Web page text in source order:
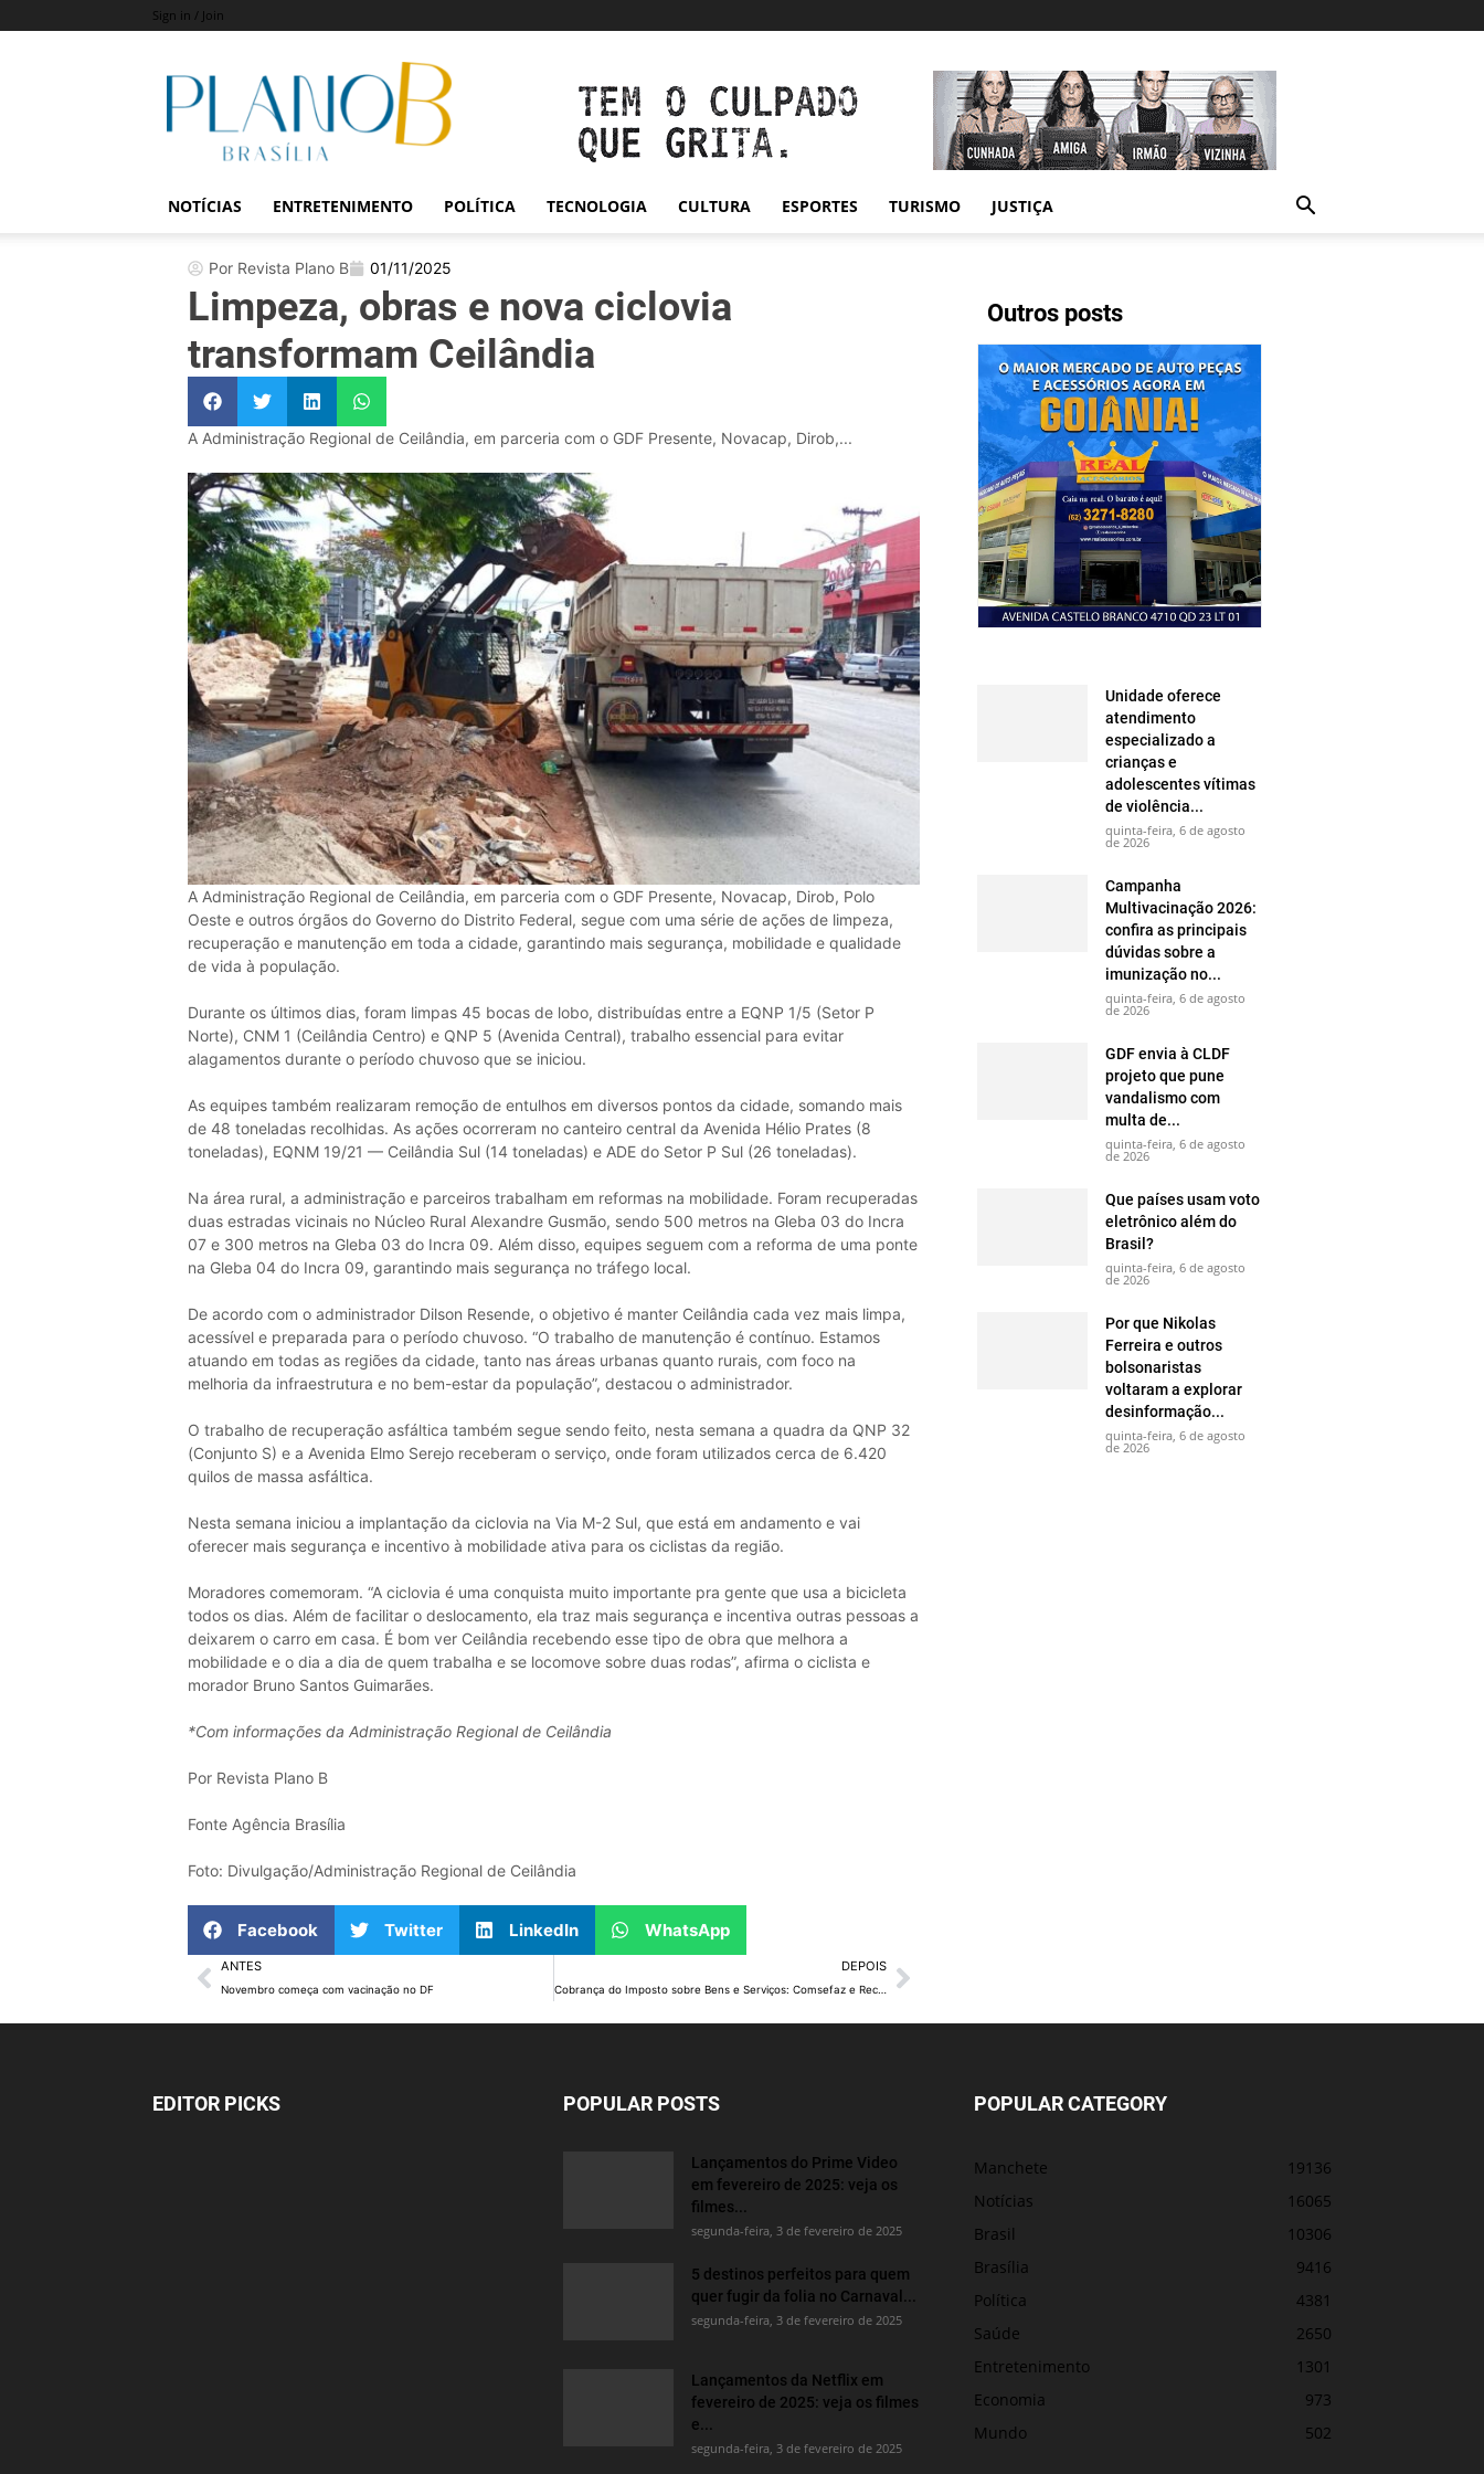
Sign in / Join
Revista
Plano
NOTÍCIAS ENTRETENIMENTO POLÍTICA TECNOLOGIA CULTURA ESPORTES TURISMO JUSTIÇA
Outros posts
Unidade oferece
atendimento
especializado a
crianças e
adolescentes vítimas
de violência...
quinta-feira, 6 de agosto
de 2026
Campanha
Multivacinação 2026:
confira as principais
dúvidas sobre a
imunização no...
quinta-feira, 6 de agosto
de 2026
GDF envia à CLDF
projeto que pune
vandalismo com
multa de...
quinta-feira, 6 de agosto
de 2026
Que países usam voto
eletrônico além do
Brasil?
quinta-feira, 6 de agosto
de 2026
Por que Nikolas
Ferreira e outros
bolsonaristas
voltaram a explorar
desinformação...
quinta-feira, 6 de agosto
de 2026
Por Revista Plano B 01/11/2025
Limpeza, obras e nova ciclovia
transformam Ceilândia
A Administração Regional de Ceilândia, em parceria com o GDF Presente, Novacap, Dirob,...
A Administração Regional de Ceilândia, em parceria com o GDF Presente, Novacap, Dirob, Polo
Oeste e outros órgãos do Governo do Distrito Federal, segue com uma série de ações de limpeza,
recuperação e manutenção em toda a cidade, garantindo mais segurança, mobilidade e qualidade
de vida à população.
Durante os últimos dias, foram limpas 45 bocas de lobo, distribuídas entre a EQNP 1/5 (Setor P
Norte), CNM 1 (Ceilândia Centro) e QNP 5 (Avenida Central), trabalho essencial para evitar
alagamentos durante o período chuvoso que se iniciou.
As equipes também realizaram remoção de entulhos em diversos pontos da cidade, somando mais
de 48 toneladas recolhidas. As ações ocorreram no canteiro central da Avenida Hélio Prates (8
toneladas), EQNM 19/21 — Ceilândia Sul (14 toneladas) e ADE do Setor P Sul (26 toneladas).
Na área rural, a administração e parceiros trabalham em reformas na mobilidade. Foram recuperadas
duas estradas vicinais no Núcleo Rural Alexandre Gusmão, sendo 500 metros na Gleba 03 do Incra
07 e 300 metros na Gleba 03 do Incra 09. Além disso, equipes seguem com a reforma de uma ponte
na Gleba 04 do Incra 09, garantindo mais segurança no tráfego local.
De acordo com o administrador Dilson Resende, o objetivo é manter Ceilândia cada vez mais limpa,
acessível e preparada para o período chuvoso. “O trabalho de manutenção é contínuo. Estamos
atuando em todas as regiões da cidade, tanto nas áreas urbanas quanto rurais, com foco na
melhoria da infraestrutura e no bem-estar da população”, destacou o administrador.
O trabalho de recuperação asfáltica também segue sendo feito, nesta semana a quadra da QNP 32
(Conjunto S) e a Avenida Elmo Serejo receberam o serviço, onde foram utilizados cerca de 6.420
quilos de massa asfáltica.
Nesta semana iniciou a implantação da ciclovia na Via M-2 Sul, que está em andamento e vai
oferecer mais segurança e incentivo à mobilidade ativa para os ciclistas da região.
Moradores comemoram. “A ciclovia é uma conquista muito importante pra gente que usa a bicicleta
todos os dias. Além de facilitar o deslocamento, ela traz mais segurança e incentiva outras pessoas a
deixarem o carro em casa. É bom ver Ceilândia recebendo esse tipo de obra que melhora a
mobilidade e o dia a dia de quem trabalha e se locomove sobre duas rodas”, afirma o ciclista e
morador Bruno Santos Guimarães.
*Com informações da Administração Regional de Ceilândia
Por Revista Plano B
Fonte Agência Brasília
Foto: Divulgação/Administração Regional de Ceilândia
Facebook Twitter LinkedIn WhatsApp
ANTES
Novembro começa com vacinação no DF
DEPOIS
Cobrança do Imposto sobre Bens e Serviços: Comsefaz e Receita Federal orientam grandes empresas
EDITOR PICKS POPULAR POSTS
Lançamentos do Prime Video
em fevereiro de 2025: veja os
filmes...
segunda-feira, 3 de fevereiro de 2025
5 destinos perfeitos para quem
quer fugir da folia no Carnaval...
segunda-feira, 3 de fevereiro de 2025
Lançamentos da Netflix em
fevereiro de 2025: veja os filmes
e...
segunda-feira, 3 de fevereiro de 2025
POPULAR CATEGORY
Manchete
19136
Notícias
16065
Brasil
10306
Brasília
9416
Política
4381
Saúde
2650
Entretenimento
1301
Economia
973
Mundo
502